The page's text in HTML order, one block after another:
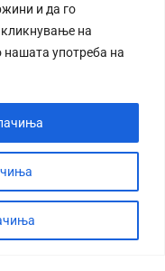
и да го
на
нашата употреба на